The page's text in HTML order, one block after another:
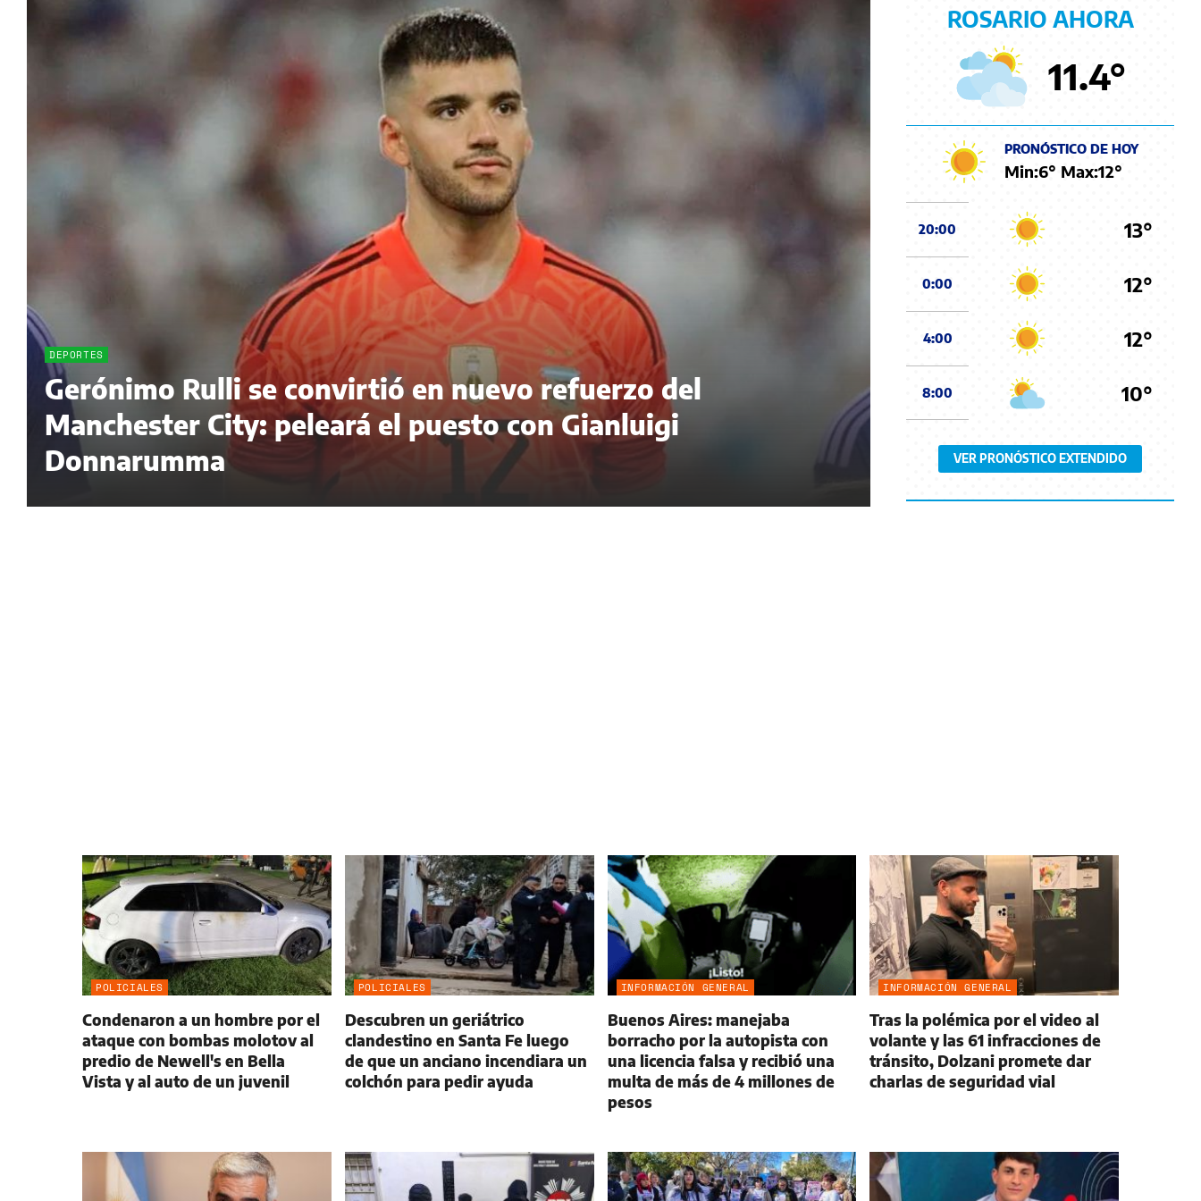
DEPORTES
Gerónimo Rulli se convirtió en nuevo refuerzo del
Manchester City: peleará el puesto con Gianluigi
Donnarumma
ROSARIO AHORA
11.4°
PRONÓSTICO DE HOY
Min:6° Max:12°
20:00 13°
0:00 12°
4:00 12°
8:00 10°
VER PRONÓSTICO EXTENDIDO
POLICIALES
Condenaron a un hombre por el
ataque con bombas molotov al
predio de Newell's en Bella
Vista y al auto de un juvenil
POLICIALES
Descubren un geriátrico
clandestino en Santa Fe luego
de que un anciano incendiara un
colchón para pedir ayuda
INFORMACIÓN GENERAL
Buenos Aires: manejaba
borracho por la autopista con
una licencia falsa y recibió una
multa de más de 4 millones de
pesos
INFORMACIÓN GENERAL
Tras la polémica por el video al
volante y las 61 infracciones de
tránsito, Dolzani promete dar
charlas de seguridad vial